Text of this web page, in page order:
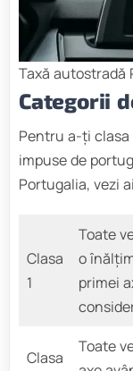
Taxă autostradă
Categorii
Pentru a-ți
impuse de
Portugalia, vezi
Clasa
1
Toate
o
primei
Clasa
Toate